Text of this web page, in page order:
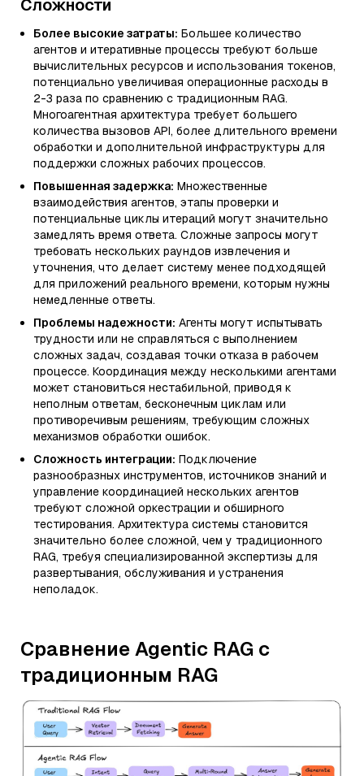
Сложности
Более высокие затраты: Большее количество
агентов и итеративные процессы требуют больше
вычислительных ресурсов и использования токенов,
потенциально увеличивая операционные расходы в
2-3 раза по сравнению с традиционным RAG.
Многоагентная архитектура требует большего
количества вызовов API, более длительного времени
обработки и дополнительной инфраструктуры для
поддержки сложных рабочих процессов.
Повышенная задержка: Множественные
взаимодействия агентов, этапы проверки и
потенциальные циклы итераций могут значительно
замедлять время ответа. Сложные запросы могут
требовать нескольких раундов извлечения и
уточнения, что делает систему менее подходящей
для приложений реального времени, которым нужны
немедленные ответы.
Проблемы надежности: Агенты могут испытывать
трудности или не справляться с выполнением
сложных задач, создавая точки отказа в рабочем
процессе. Координация между несколькими агентами
может становиться нестабильной, приводя к
неполным ответам, бесконечным циклам или
противоречивым решениям, требующим сложных
механизмов обработки ошибок.
Сложность интеграции: Подключение
разнообразных инструментов, источников знаний и
управление координацией нескольких агентов
требуют сложной оркестрации и обширного
тестирования. Архитектура системы становится
значительно более сложной, чем у традиционного
RAG, требуя специализированной экспертизы для
развертывания, обслуживания и устранения
неполадок.
Сравнение Agentic RAG с
традиционным RAG